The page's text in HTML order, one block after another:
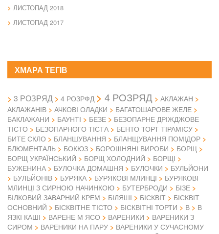
ЛИСТОПАД 2018
ЛИСТОПАД 2017
ХМАРА ТЕГІВ
3 РОЗРЯД 4 РОЗРФД 4 РОЗРЯД
АКЛАЖАН
АКЛАЖАНІВ
АЧКОВІ ОЛАДКИ
БАГАТОШАРОВЕ ЖЕЛЕ
БАКЛАЖАНИ
БАУНТІ БЕЗЕ
БЕЗОПАРНЕ ДРІЖДЖОВЕ
ТІСТО
БЕЗОПАРНОГО ТІСТА
БЕНТО ТОРТ ТІРАМІСУ
БИТЕ СКЛО
БЛАНШУВАННЯ
БЛАНЩУВАННЯ ПОМІДОР
БЛЮМЕНТАЛЬ
БОКЮЗ БОРОШНЯНІ ВИРОБИ
БОРЩ
БОРЩ УКРАЇНСЬКИЙ
БОРЩ ХОЛОДНИЙ
БОРЩІ
БУЖЕНИНА
БУЛОЧКА ДОМАШНЯ БУЛОЧКИ
БУЛЬЙОНИ
БУЛЬЙОНІВ
БУРЯКА БУРЯКОВІ МЛИНЦІ
БУРЯКОВІ
МЛИНЦІ З СИРНОЮ НАЧИНКОЮ
БУТЕРБРОДИ
БІЗЕ
БІЛКОВИЙ ЗАВАРНИЙ КРЕМ
БІЛЯШІ БІСКВІТ
БІСКВІТ
ОСНОВНИЙ
БІСКВІТНЕ ТІСТО БІСКВІТНІ ТОРТИ В
В
ЯЗКІ КАШІ
ВАРЕНЕ М ЯСО ВАРЕНИКИ
ВАРЕНИКИ З
СИРОМ
ВАРЕНИКИ НА ПАРУ
ВАРЕНИКИ У СУЧАСНОМУ